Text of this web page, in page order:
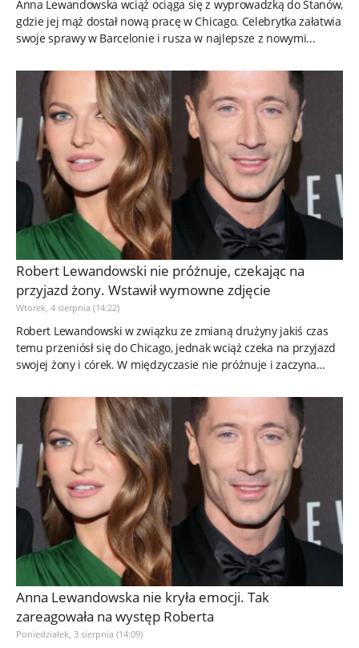
Anna Lewandowska wciąż ociąga się z wyprowadzką do Stanów,
gdzie jej mąż dostał nową pracę w Chicago. Celebrytka załatwia
swoje sprawy w Barcelonie i rusza w najlepsze z nowymi...
Robert Lewandowski nie próżnuje, czekając na
przyjazd żony. Wstawił wymowne zdjęcie
Wtorek, 4 sierpnia (14:22)
Robert Lewandowski w związku ze zmianą drużyny jakiś czas
temu przeniósł się do Chicago, jednak wciąż czeka na przyjazd
swojej żony i córek. W międzyczasie nie próżnuje i zaczyna
Anna Lewandowska nie kryła emocji. Tak
zareagowała na występ Roberta
Poniedziałek, 3 sierpnia (14:09)